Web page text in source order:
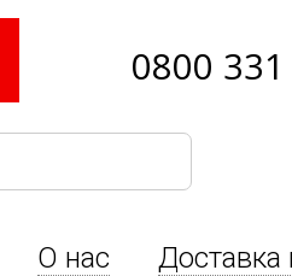
0800
О нас
Доставка